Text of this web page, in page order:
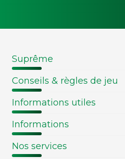
Suprême
Conseils & règles de jeu
Informations utiles
Informations
Nos services